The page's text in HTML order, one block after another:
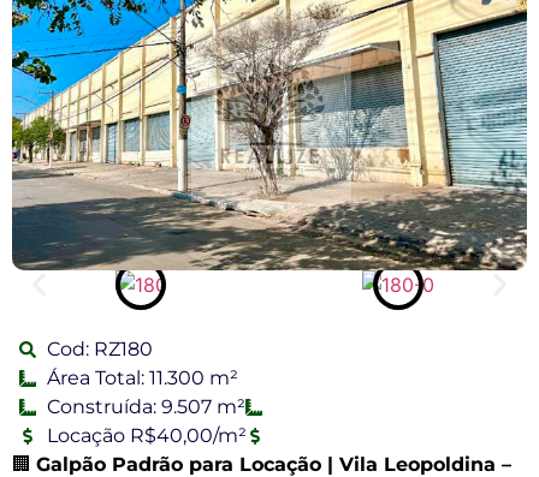
Cod: RZ180
Área Total: 11.300 m²
Construída: 9.507 m²
Locação R$40,00/m²
🏢 Galpão Padrão para Locação | Vila Leopoldina –